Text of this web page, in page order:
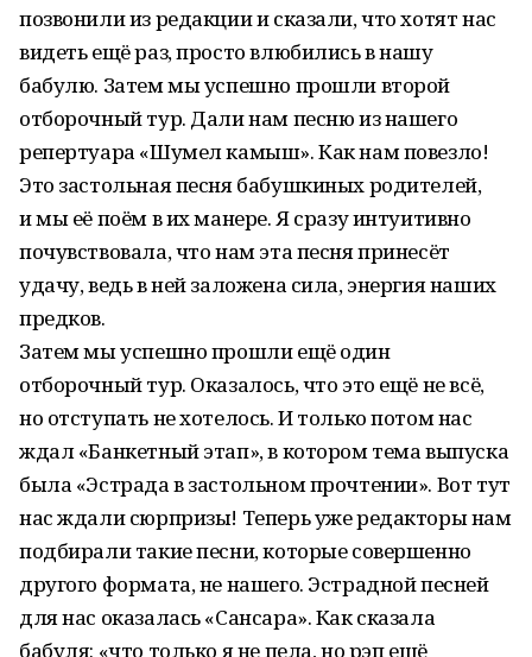
позвонили из редакции и сказали, что хотят нас
видеть ещё раз, просто влюбились в нашу
бабулю. Затем мы успешно прошли второй
отборочный тур. Дали нам песню из нашего
репертуара «Шумел камыш». Как нам повезло!
Это застольная песня бабушкиных родителей,
и мы её поём в их манере. Я сразу интуитивно
почувствовала, что нам эта песня принесёт
удачу, ведь в ней заложена сила, энергия наших
предков.
Затем мы успешно прошли ещё один
отборочный тур. Оказалось, что это ещё не всё,
но отступать не хотелось. И только потом нас
ждал «Банкетный этап», в котором тема выпуска
была «Эстрада в застольном прочтении». Вот тут
нас ждали сюрпризы! Теперь уже редакторы нам
подбирали такие песни, которые совершенно
другого формата, не нашего. Эстрадной песней
для нас оказалась «Сансара». Как сказала
бабуля: «что только я не пела, но рэп ещё